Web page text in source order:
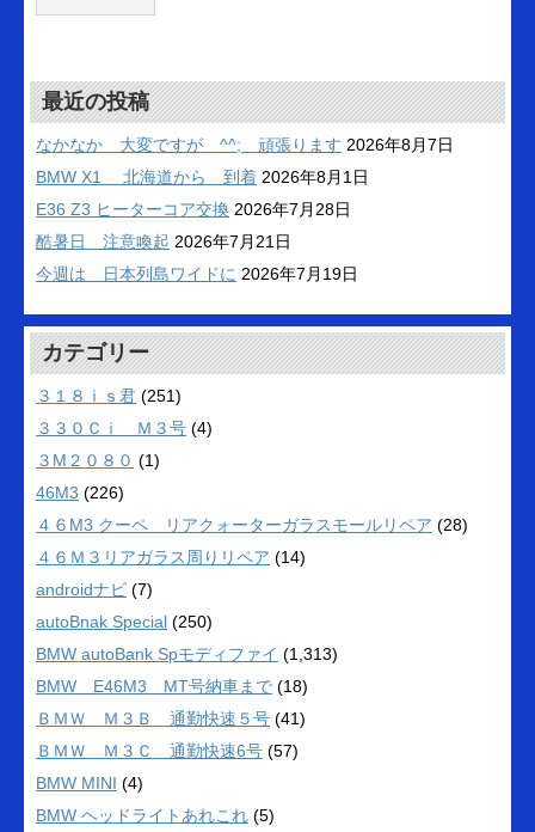
最近の投稿
なかなか 大変ですが ^^; 頑張ります 2026年8月7日
BMW X1 北海道から 到着 2026年8月1日
E36 Z3 ヒーターコア交換 2026年7月28日
酷暑日 注意喚起 2026年7月21日
今週は 日本列島ワイドに 2026年7月19日
カテゴリー
３１８ｉｓ君 (251)
３３０Ｃｉ Ｍ３号 (4)
３M２０８０ (1)
46M3 (226)
４６M3 クーペ リアクォーターガラスモールリペア (28)
４６Ｍ３リアガラス周りリペア (14)
androidナビ (7)
autoBnak Special (250)
BMW autoBank Spモディファイ (1,313)
BMW E46M3 MT号納車まで (18)
ＢＭＷ Ｍ３Ｂ 通勤快速５号 (41)
ＢＭＷ Ｍ３Ｃ 通勤快速6号 (57)
BMW MINI (4)
BMW ヘッドライトあれこれ (5)